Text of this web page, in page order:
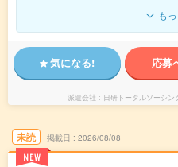
も
気になる! 応募
派遣会社 日研トータルソーシ
未読
NEW
掲載日 2026/08/08